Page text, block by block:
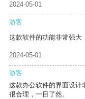
2024-05-01
游客
这款软件的功能非常强大
2024-05-01
游客
这款办公软件的界面设计
很合理，一目了然。